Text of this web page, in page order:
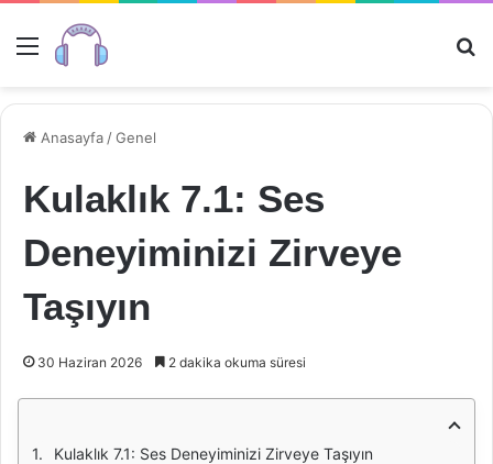
Menü
Anasayfa /Genel
Kulaklık 7.1: Ses
Deneyiminizi Zirveye
Taşıyın
30 Haziran 2026 2 dakika okuma süresi
Kulaklık 7.1: Ses Deneyiminizi Zirveye Taşıyın